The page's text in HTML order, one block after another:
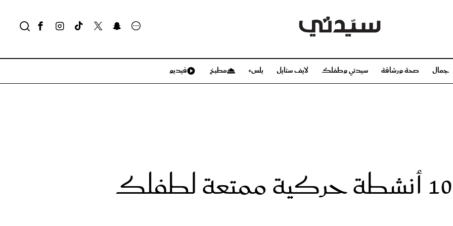
جمال صحة ورشاقة سيدتي وطفلك لايف ستايل بلس+ مطبخ فيديو
مجلة سيدتي
مناسبات X سيدتي